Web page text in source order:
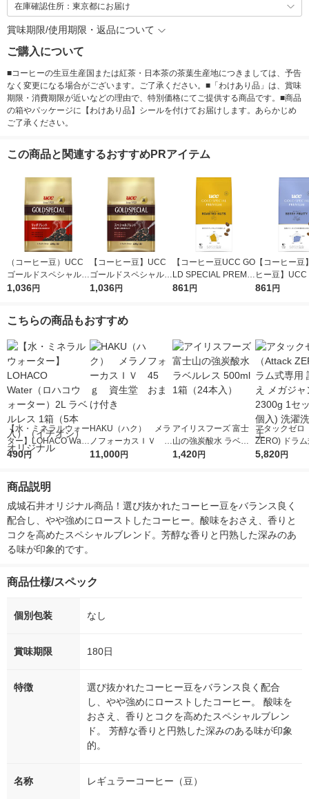
在庫確認住所：東京都にお届け
賞味期限/使用期限・返品について
ご購入について
■コーヒーの生豆生産国または紅茶・日本茶の茶葉生産地につきましては、予告
なく変更になる場合がございます。ご了承ください。■「わけあり品」は、賞味
期限・消費期限が近いなどの理由で、特別価格にてご提供する商品です。■商品
の箱やパッケージに【わけあり品】シールを付けてお届けします。あらかじめ
ご了承ください。
この商品と関連するおすすめPRアイテム
（コーヒー豆）UCC
ゴールドスペシャル
炒り豆 リッチブレン
1,036円
【コーヒー豆】UCC
ゴールドスペシャル
炒り豆 スぺシャルブ
1,036円
【コーヒー豆UCC GO
LD SPECIAL PREMIU
M 炒り豆 ローステッ
861円
【コーヒー豆
ヒー豆】UCC
SPECIAL
861円
こちらの商品もおすすめ
【水・ミネラルウォー
ター】LOHACO Wate
r（ロハコウォータ
シ） オリジナル
490円
HAKU（ハク） メラ
ノフォーカスＩＶ 4
5ｇ 資生堂 おまけ
11,000円
アイリスフーズ 富士
山の強炭酸水 ラベル
レス 500ml 1箱（24
1,420円
アタックゼロ
ZERO) ドラ
詰め替え メガ
5,820円
商品説明
成城石井オリジナル商品！選び抜かれたコーヒー豆をバランス良く
配合し、やや強めにローストしたコーヒー。酸味をおさえ、香りと
コクを高めたスペシャルブレンド。芳醇な香りと円熟した深みのあ
る味が印象的です。
商品仕様/スペック
個別包装 なし
賞味期限 180日
特徴
選び抜かれたコーヒー豆をバランス良く配合
し、やや強めにローストしたコーヒー。 酸味を
おさえ、香りとコクを高めたスペシャルブレン
ド。 芳醇な香りと円熟した深みのある味が印象
的。
名称 レギュラーコーヒー（豆）